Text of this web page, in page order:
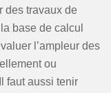
des travaux de
base de calcul
l’ampleur des
ou
faut aussi tenir